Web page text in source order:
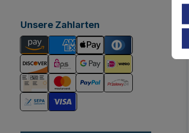
Unsere Zahlarten